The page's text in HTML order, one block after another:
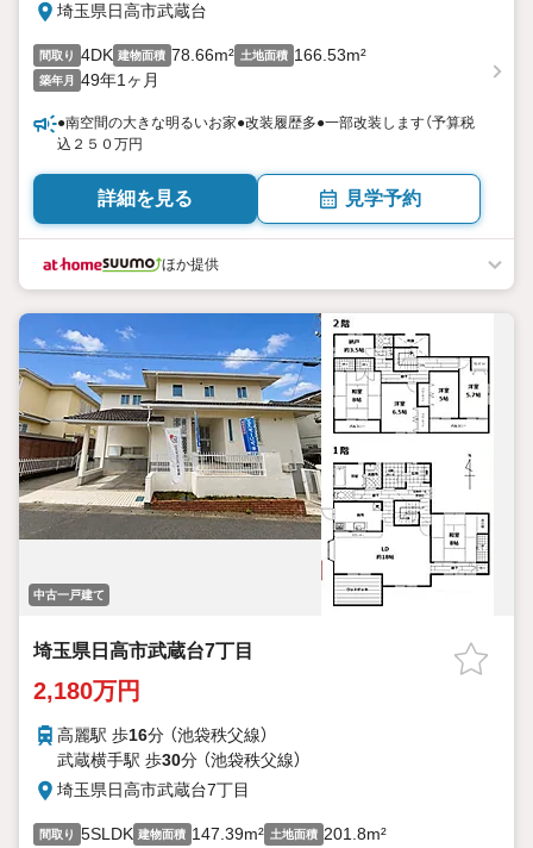
埼玉県日高市武蔵台
間取り 4DK 建物面積 78.66m² 土地面積 166.53m²
築年月 49年1ヶ月
●南空間の大きな明るいお家●改装履歴多●一部改装します（予算税
込２５０万円
詳細を見る 見学予約
ほか提供
中古一戸建て
埼玉県日高市武蔵台7丁目
2,180万円
高麗駅 歩16分 （池袋秩父線）
武蔵横手駅 歩30分 （池袋秩父線）
埼玉県日高市武蔵台7丁目
間取り 5SLDK 建物面積 147.39m² 土地面積 201.8m²